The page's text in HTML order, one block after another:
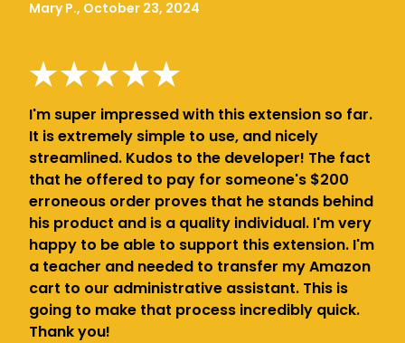
Mary P., October 23, 2024
I'm super impressed with this extension so far.
It is extremely simple to use, and nicely
streamlined. Kudos to the developer! The fact
that he offered to pay for someone's $200
erroneous order proves that he stands behind
his product and is a quality individual. I'm very
happy to be able to support this extension. I'm
a teacher and needed to transfer my Amazon
cart to our administrative assistant. This is
going to make that process incredibly quick.
Thank you!